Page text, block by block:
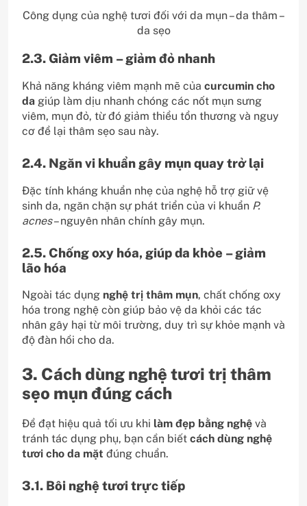
Công dụng của nghệ tươi đối với da mụn – da thâm –
da sẹo
2.3. Giảm viêm – giảm đỏ nhanh
Khả năng kháng viêm mạnh mẽ của curcumin cho
da giúp làm dịu nhanh chóng các nốt mụn sưng
viêm, mụn đỏ, từ đó giảm thiểu tổn thương và nguy
cơ để lại thâm sẹo sau này.
2.4. Ngăn vi khuẩn gây mụn quay trở lại
Đặc tính kháng khuẩn nhẹ của nghệ hỗ trợ giữ vệ
sinh da, ngăn chặn sự phát triển của vi khuẩn P.
acnes– nguyên nhân chính gây mụn.
2.5. Chống oxy hóa, giúp da khỏe – giảm
lão hóa
Ngoài tác dụng nghệ trị thâm mụn, chất chống oxy
hóa trong nghệ còn giúp bảo vệ da khỏi các tác
nhân gây hại từ môi trường, duy trì sự khỏe mạnh và
độ đàn hồi cho da.
3. Cách dùng nghệ tươi trị thâm
sẹo mụn đúng cách
Để đạt hiệu quả tối ưu khi làm đẹp bằng nghệ và
tránh tác dụng phụ, bạn cần biết cách dùng nghệ
tươi cho da mặt đúng chuẩn.
3.1. Bôi nghệ tươi trực tiếp